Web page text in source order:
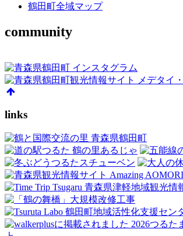
鶴田町全域マップ
community
links